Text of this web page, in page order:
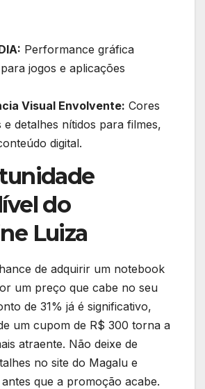
Performance gráfica
jogos e aplicações
Visual Envolvente: Cores
e detalhes nítidos para filmes,
digital.
do
Luiza
de adquirir um notebook
um preço que cabe no seu
de 31% já é significativo,
um cupom de R$ 300 torna a
atraente. Não deixe de
no site do Magalu e
que a promoção acabe.